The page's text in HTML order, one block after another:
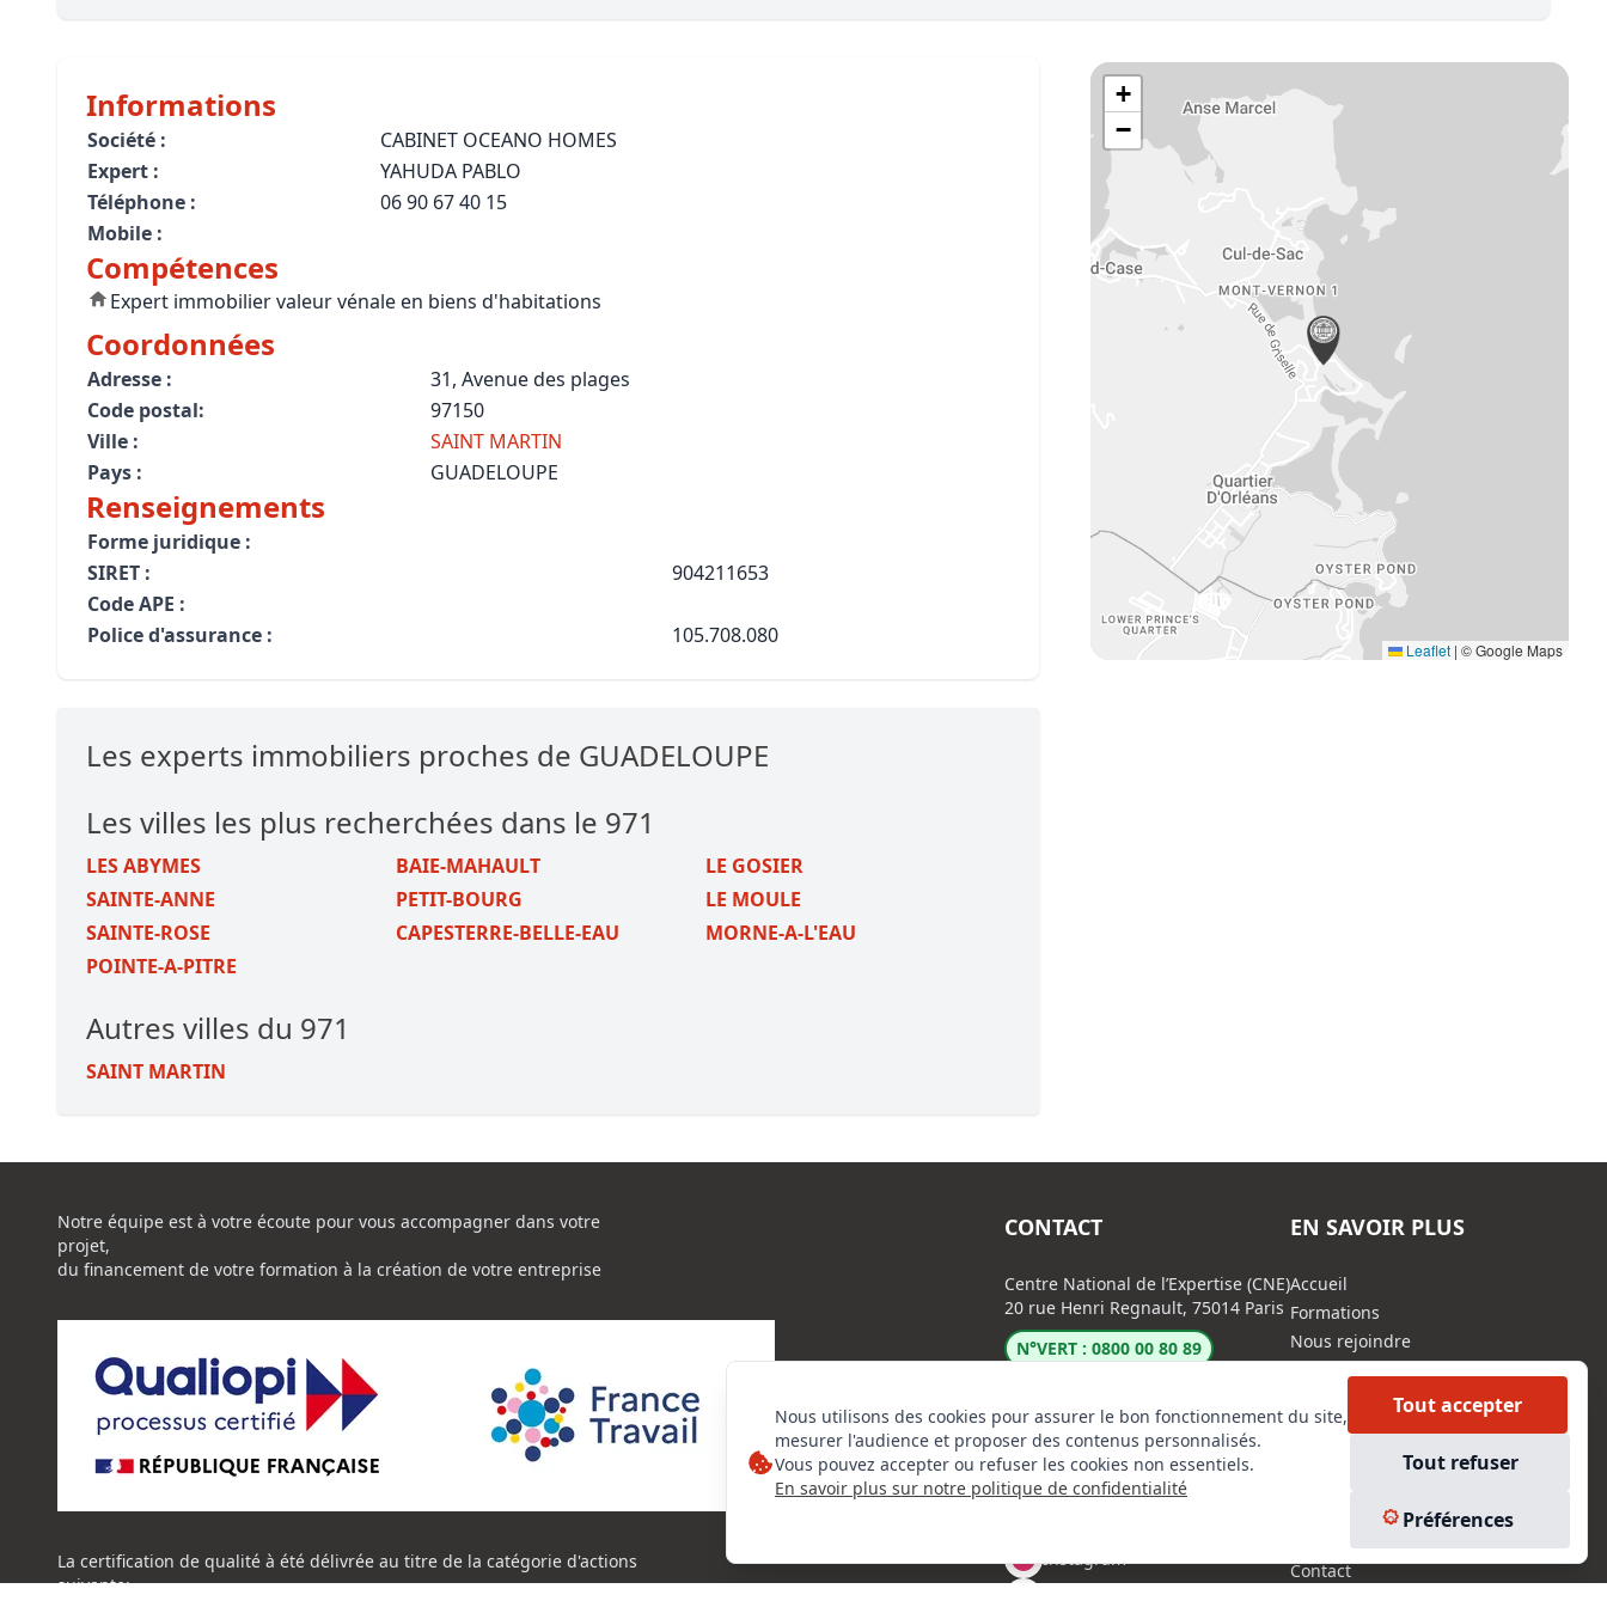
Pathologies des bâtiments
Lecture et compréhension d’un Plan Local d’Urbanisme (PLU)
Estimer le droit au bail
Développer et organiser l'activité de Syndic
Biens d’exception, belles demeures, châteaux et traits de côte
Informations
Société :
CABINET OCEANO HOMES
Expert :
YAHUDA PABLO
Téléphone :
06 90 67 40 15
Mobile :
Compétences
Expert immobilier valeur vénale en biens d'habitations
Coordonnées
Adresse :
31, Avenue des plages
Code postal:
97150
Ville :
SAINT MARTIN
Pays :
GUADELOUPE
Renseignements
Forme juridique :
SIRET :
904211653
Code APE :
Police d'assurance :
105.708.080
Les experts immobiliers proches de GUADELOUPE
Les villes les plus recherchées dans le 971
LES ABYMES BAIE-MAHAULT
LE GOSIER
SAINTE-ANNE
PETIT-BOURG
LE MOULE
SAINTE-ROSE
CAPESTERRE-BELLE-EAU
MORNE-A-L'EAU
POINTE-A-PITRE
Autres villes du 971
SAINT MARTIN
+
−
Leaflet | © Google Maps
Nous utilisons des cookies pour assurer le bon fonctionnement du site,
mesurer l'audience et proposer des contenus personnalisés.
Vous pouvez accepter ou refuser les cookies non essentiels.
En savoir plus sur notre politique de confidentialité
Tout accepter
Tout refuser
Préférences
Notre équipe est à votre écoute pour vous accompagner dans votre
projet,
du financement de votre formation à la création de votre entreprise
La certification de qualité à été délivrée au titre de la catégorie d'actions
suivante:
CONTACT
Centre National de l’Expertise (CNE)
20 rue Henri Regnault, 75014 Paris
N°VERT : 0800 00 80 89
Instagram
EN SAVOIR PLUS
Accueil
Formations
Nous rejoindre
Autres missions
Le C.N.E.
Logiciel
Contact